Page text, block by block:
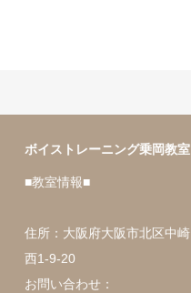
ボイストレーニング乗岡教室
■教室情報■
住所：大阪府大阪市北区中崎
西1-9-20
お問い合わせ：